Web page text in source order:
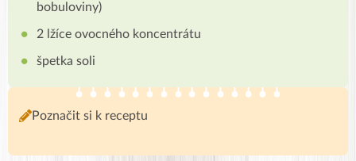
bobuloviny)
2 lžíce ovocného koncentrátu
špetka soli
Poznačit si k receptu